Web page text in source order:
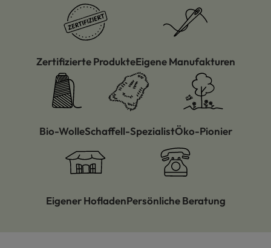
Zertifizierte ProdukteEigene Manufakturen
Bio-WolleSchaffell-SpezialistÖko-Pionier
Eigener HofladenPersönliche Beratung